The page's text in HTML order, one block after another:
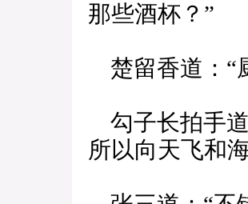
那些酒杯？”
楚留香道：“
勾子长拍手
所以向天飞和